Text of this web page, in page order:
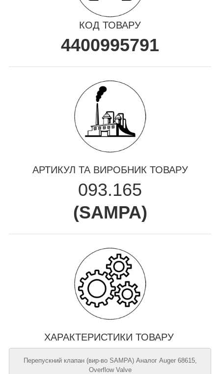
КОД ТОВАРУ
4400995791
АРТИКУЛ ТА ВИРОБНИК ТОВАРУ
093.165
(SAMPA)
ХАРАКТЕРИСТИКИ ТОВАРУ
Перепускний клапан (вир-во SAMPA) Аналог Auger 68615,
Overflow Valve